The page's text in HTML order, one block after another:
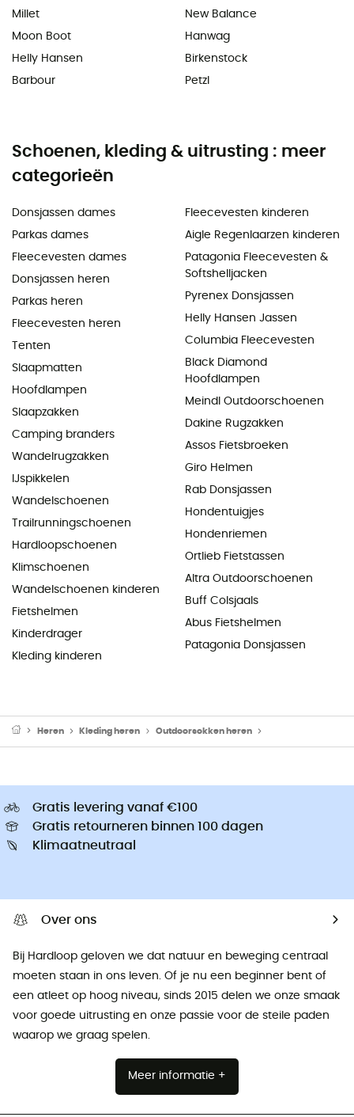
Millet
Moon Boot
Helly Hansen
Barbour
New Balance
Hanwag
Birkenstock
Petzl
Schoenen, kleding & uitrusting : meer
categorieën
Donsjassen dames
Parkas dames
Fleecevesten dames
Donsjassen heren
Parkas heren
Fleecevesten heren
Tenten
Slaapmatten
Hoofdlampen
Slaapzakken
Camping branders
Wandelrugzakken
IJspikkelen
Wandelschoenen
Trailrunningschoenen
Hardloopschoenen
Klimschoenen
Wandelschoenen kinderen
Fietshelmen
Kinderdrager
Kleding kinderen
Fleecevesten kinderen
Aigle Regenlaarzen kinderen
Patagonia Fleecevesten &
Softshelljacken
Pyrenex Donsjassen
Helly Hansen Jassen
Columbia Fleecevesten
Black Diamond
Hoofdlampen
Meindl Outdoorschoenen
Dakine Rugzakken
Assos Fietsbroeken
Giro Helmen
Rab Donsjassen
Hondentuigjes
Hondenriemen
Ortlieb Fietstassen
Altra Outdoorschoenen
Buff Colsjaals
Abus Fietshelmen
Patagonia Donsjassen
Heren Kleding heren Outdoorsokken heren
Gratis levering vanaf €100
Gratis retourneren binnen 100 dagen
Klimaatneutraal
Over ons
Bij Hardloop geloven we dat natuur en beweging centraal
moeten staan ​​in ons leven. Of je nu een beginner bent of
een atleet op hoog niveau, sinds 2015 delen we onze smaak
voor goede uitrusting en onze passie voor de steile paden
waarop we graag spelen.
Meer informatie +